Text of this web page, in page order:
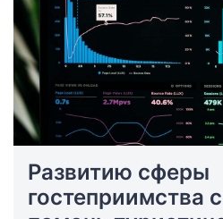
Развитию сферы
гостеприимства